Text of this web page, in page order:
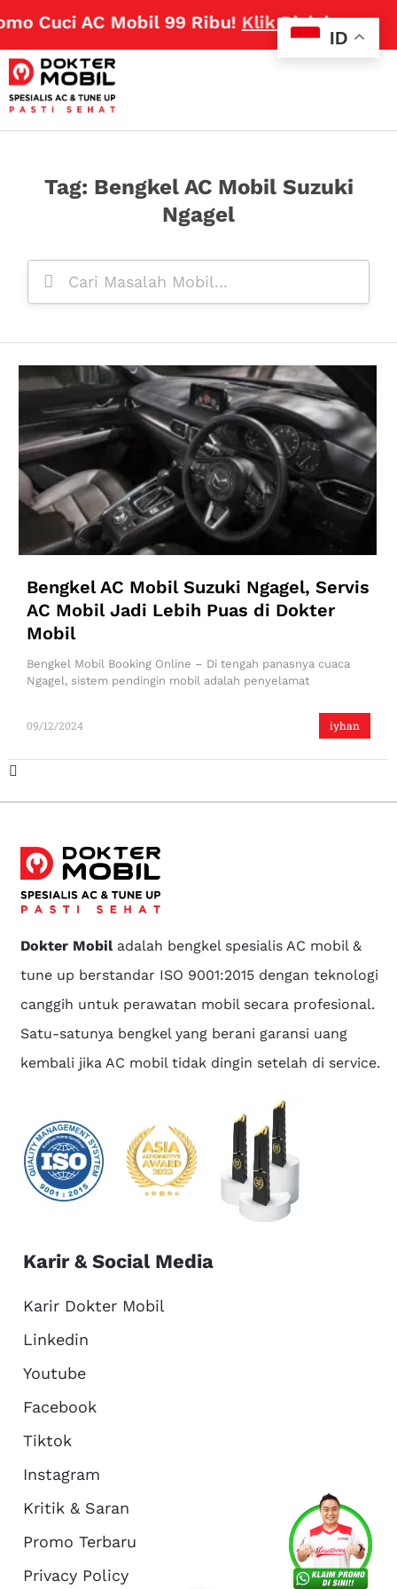
Cuci AC Mobil 99 Ribu!Klik Disini
About Us
Tag: Bengkel AC Mobil Suzuki
Ngagel
Bengkel AC Mobil Suzuki Ngagel, Servis
AC Mobil Jadi Lebih Puas di Dokter
Mobil
iyhan
09/12/2024
Bengkel Mobil Booking Online – Di tengah panasnya cuaca
Ngagel, sistem pendingin mobil adalah penyelamat
Dokter Mobiladalah bengkel spesialis AC mobil &
tune up berstandar ISO 9001:2015 dengan teknologi
canggih untuk perawatan mobil secara profesional.
Satu-satunya bengkel yang berani garansi uang
kembali jika AC mobil tidak dingin setelah di service.
Karir & Social Media
Karir Dokter Mobil
Linkedin
Youtube
Facebook
Tiktok
Instagram
Kritik & Saran
Promo Terbaru
Privacy Policy
ID